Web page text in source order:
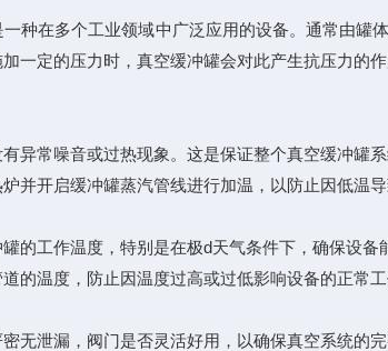
种在多个工业领域中广泛应用的设备。通常由
一定的压力时，真空缓冲罐会对此产生抗压力的
常噪音或过热现象。这是保证整个真空缓冲罐系
开启缓冲罐蒸汽管线进行加温，以防止因低温导
工作温度，特别是在极d天气条件下，确保设备
温度，防止因温度过高或过低影响设备的正常工
泄漏，阀门是否灵活好用，以确保真空系统的完